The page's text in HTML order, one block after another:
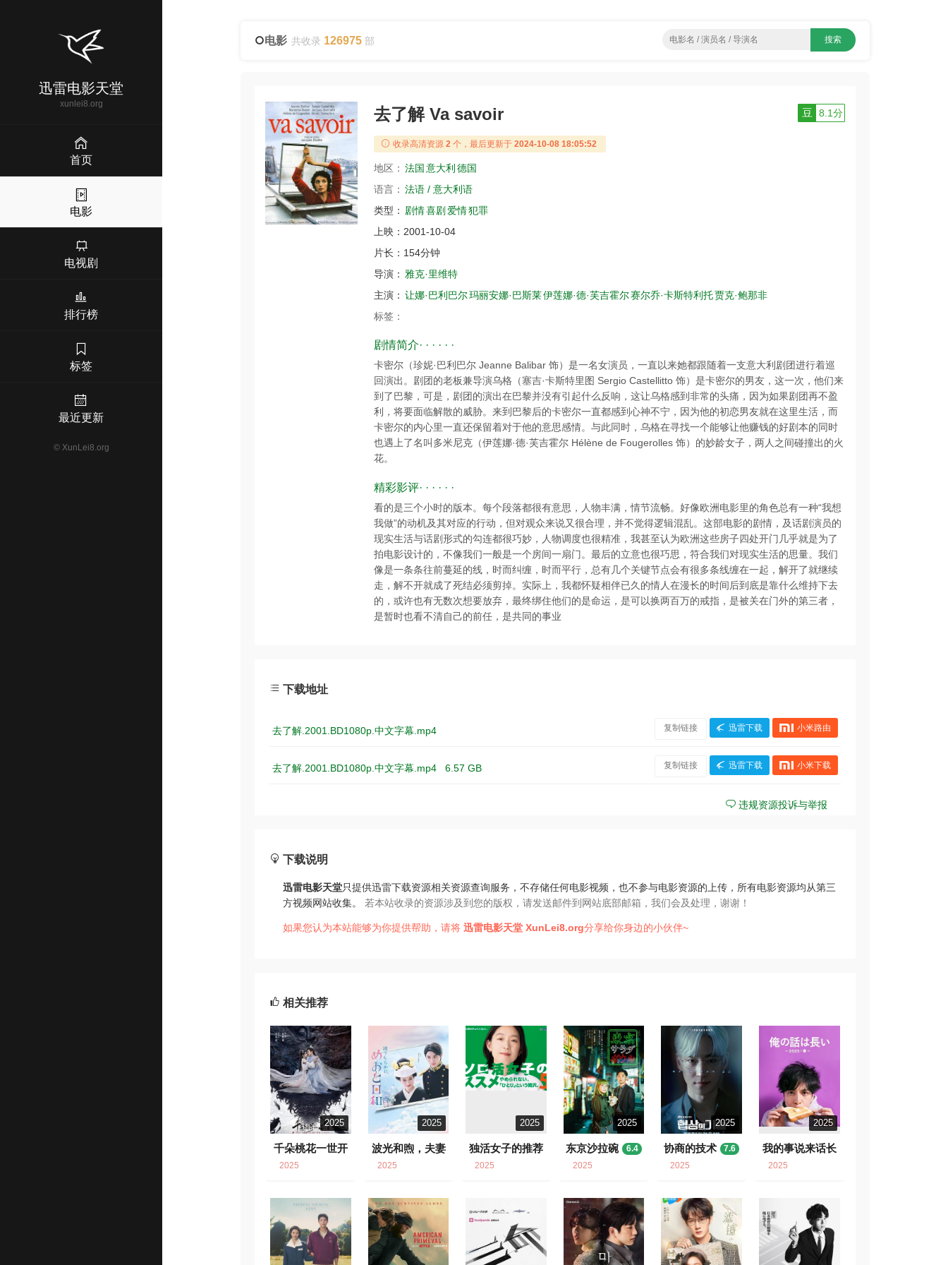
迅雷电影天堂
xunlei8.org
首页
电影
电视剧
排行榜
标签
最近更新
© XunLei8.org
电影 共收录 126975 部
去了解 Va savoir 豆 8.1分
收录高清资源 2 个，最后更新于 2024-10-08 18:05:52
地区： 法国 意大利 德国
语言： 法语 / 意大利语
类型： 剧情喜剧 爱情犯罪
上映： 2001-10-04
片长： 154分钟
导演： 雅克·里维特
主演： 让娜·巴利巴尔玛丽安娜·巴斯莱伊莲娜·德·芙吉霍尔赛尔乔·卡斯特利托贾克·鲍那非
标签：
剧情简介· · · · · ·
卡密尔（珍妮·巴利巴尔 Jeanne Balibar 饰）是一名女演员，一直以来她都跟随着一支意大利剧团进行着巡
回演出。剧团的老板兼导演乌格（塞吉·卡斯特里图 Sergio Castellitto 饰）是卡密尔的男友，这一次，他们来
到了巴黎，可是，剧团的演出在巴黎并没有引起什么反响，这让乌格感到非常的头痛，因为如果剧团再不盈
利，将要面临解散的威胁。来到巴黎后的卡密尔一直都感到心神不宁，因为他的初恋男友就在这里生活，而
卡密尔的内心里一直还保留着对于他的意思感情。与此同时，乌格在寻找一个能够让他赚钱的好剧本的同时
也遇上了名叫多米尼克（伊莲娜·德·芙吉霍尔 Hélène de Fougerolles 饰）的妙龄女子，两人之间碰撞出的火
花。
精彩影评· · · · · ·
看的是三个小时的版本。每个段落都很有意思，人物丰满，情节流畅。好像欧洲电影里的角色总有一种“我想
我做”的动机及其对应的行动，但对观众来说又很合理，并不觉得逻辑混乱。这部电影的剧情，及话剧演员的
现实生活与话剧形式的勾连都很巧妙，人物调度也很精准，我甚至认为欧洲这些房子四处开门几乎就是为了
拍电影设计的，不像我们一般是一个房间一扇门。最后的立意也很巧思，符合我们对现实生活的思量。我们
像是一条条往前蔓延的线，时而纠缠，时而平行，总有几个关键节点会有很多条线缠在一起，解开了就继续
走，解不开就成了死结必须剪掉。实际上，我都怀疑相伴已久的情人在漫长的时间后到底是靠什么维持下去
的，或许也有无数次想要放弃，最终绑住他们的是命运，是可以换两百万的戒指，是被关在门外的第三者，
是暂时也看不清自己的前任，是共同的事业
下载地址
去了解.2001.BD1080p.中文字幕.mp4 复制链接 迅雷下载 小米路由
去了解.2001.BD1080p.中文字幕.mp46.57 GB 复制链接 迅雷下载 小米下载
违规资源投诉与举报
下载说明
迅雷电影天堂只提供迅雷下载资源相关资源查询服务，不存储任何电影视频，也不参与电影资源的上传，所有电影资源均从第三
方视频网站收集。 若本站收录的资源涉及到您的版权，请发送邮件到网站底部邮箱，我们会及处理，谢谢！
如果您认为本站能够为你提供帮助，请将迅雷电影天堂 XunLei8.org分享给你身边的小伙伴~
相关推荐
2025
千朵桃花一世开
2025
2025
波光和煦，夫妻
良辰
2025
2025
独活女子的推荐
5
2025
2025
东京沙拉碗
6.4
2025
2025
协商的技术
7.6
2025
2025
我的事说来话长
～2025・春～
2025